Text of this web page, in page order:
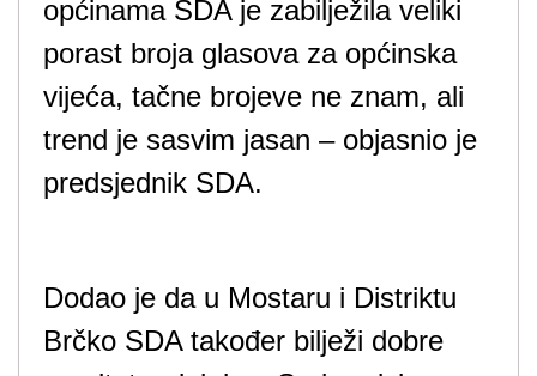
općinama SDA je zabilježila veliki
porast broja glasova za općinska
vijeća, tačne brojeve ne znam, ali
trend je sasvim jasan – objasnio je
predsjednik SDA.
Dodao je da u Mostaru i Distriktu
Brčko SDA također bilježi dobre